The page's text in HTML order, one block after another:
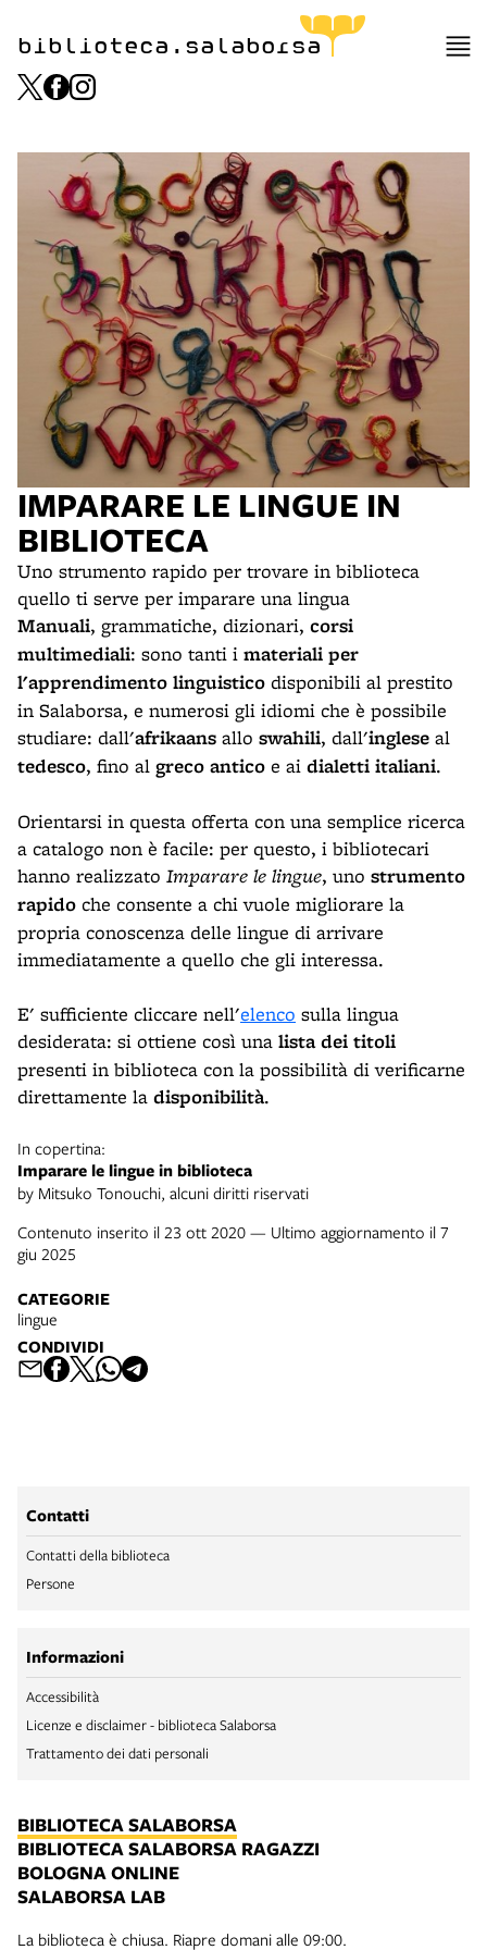
biblioteca.salaborsa
IMPARARE LE LINGUE IN
BIBLIOTECA
Uno strumento rapido per trovare in biblioteca
quello ti serve per imparare una lingua
Manuali, grammatiche, dizionari, corsi
multimediali: sono tanti i materiali per
l'apprendimento linguistico disponibili al prestito
in Salaborsa, e numerosi gli idiomi che è possibile
studiare: dall'afrikaans allo swahili, dall'inglese al
tedesco, fino al greco antico e ai dialetti italiani.
Orientarsi in questa offerta con una semplice ricerca
a catalogo non è facile: per questo, i bibliotecari
hanno realizzato Imparare le lingue, uno strumento
rapido che consente a chi vuole migliorare la
propria conoscenza delle lingue di arrivare
immediatamente a quello che gli interessa.
E' sufficiente cliccare nell'elenco sulla lingua
desiderata: si ottiene così una lista dei titoli
presenti in biblioteca con la possibilità di verificarne
direttamente la disponibilità.
In copertina:
Imparare le lingue in biblioteca
by Mitsuko Tonouchi, alcuni diritti riservati
Contenuto inserito il 23 ott 2020 — Ultimo aggiornamento il 7
giu 2025
CATEGORIE
lingue
CONDIVIDI
Contatti
Contatti della biblioteca
Persone
Informazioni
Accessibilità
Licenze e disclaimer - biblioteca Salaborsa
Trattamento dei dati personali
BIBLIOTECA SALABORSA
BIBLIOTECA SALABORSA RAGAZZI
BOLOGNA ONLINE
SALABORSA LAB
La biblioteca è chiusa. Riapre domani alle 09:00.